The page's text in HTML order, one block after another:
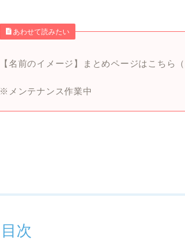
あわせて読みたい
【名前のイメージ】まとめページはこちら
※メンテナンス作業中
目次